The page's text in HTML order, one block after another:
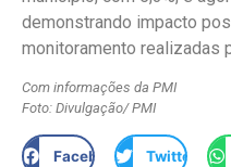
demonstrando impacto
monitoramento realizadas
Com informações da PMI
Foto: Divulgação/ PMI
Facebook Twitter